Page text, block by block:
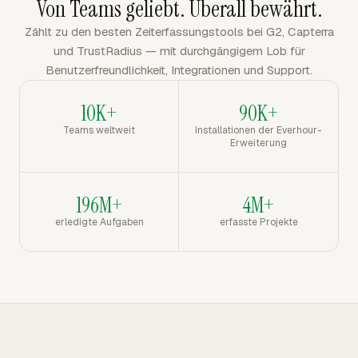
Von Teams geliebt. Überall bewährt.
Zählt zu den besten Zeiterfassungstools bei G2, Capterra
und TrustRadius — mit durchgängigem Lob für
Benutzerfreundlichkeit, Integrationen und Support.
10K+
Teams weltweit
90K+
Installationen der Everhour-
Erweiterung
196M+
erledigte Aufgaben
4M+
erfasste Projekte